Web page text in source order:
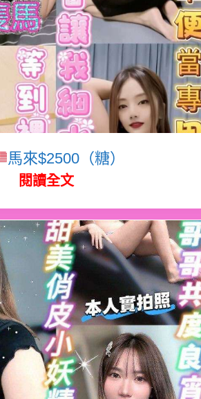
馬來$2500（糖）
閱讀全文